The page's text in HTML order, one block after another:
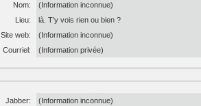
Nom:
(Information inconnue)
Lieu:
là. T'y vois rien ou bien ?
Site web:
(Information inconnue)
Courriel:
(Information privée)
Jabber: (Information inconnue)